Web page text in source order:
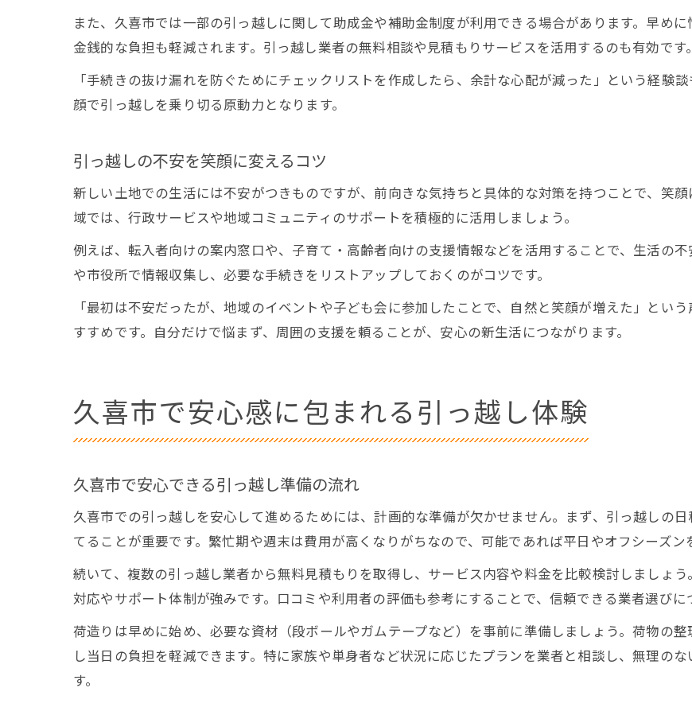
また、久喜市では一部の引っ越しに関して助成金や補助金制度が利用できる場合があります。早め
金銭的な負担も軽減されます。引っ越し業者の無料相談や見積もりサービスを活用するのも有効です。
「手続きの抜け漏れを防ぐためにチェックリストを作成したら、余計な心配が減った」という経験
顔で引っ越しを乗り切る原動力となります。
引っ越しの不安を笑顔に変えるコツ
新しい土地での生活には不安がつきものですが、前向きな気持ちと具体的な対策を持つことで、笑
域では、行政サービスや地域コミュニティのサポートを積極的に活用しましょう。
例えば、転入者向けの案内窓口や、子育て・高齢者向けの支援情報などを活用することで、生活の
や市役所で情報収集し、必要な手続きをリストアップしておくのがコツです。
「最初は不安だったが、地域のイベントや子ども会に参加したことで、自然と笑顔が増えた」とい
すすめです。自分だけで悩まず、周囲の支援を頼ることが、安心の新生活につながります。
久喜市で安心感に包まれる引っ越し体験
久喜市で安心できる引っ越し準備の流れ
久喜市での引っ越しを安心して進めるためには、計画的な準備が欠かせません。まず、引っ越しの
てることが重要です。繁忙期や週末は費用が高くなりがちなので、可能であれば平日やオフシーズン
続いて、複数の引っ越し業者から無料見積もりを取得し、サービス内容や料金を比較検討しましょ
対応やサポート体制が強みです。口コミや利用者の評価も参考にすることで、信頼できる業者選びに
荷造りは早めに始め、必要な資材（段ボールやガムテープなど）を事前に準備しましょう。荷物の
し当日の負担を軽減できます。特に家族や単身者など状況に応じたプランを業者と相談し、無理の
す。